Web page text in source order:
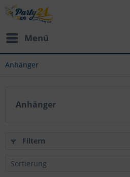
Menü
Anhänger
Anhänger
Filtern